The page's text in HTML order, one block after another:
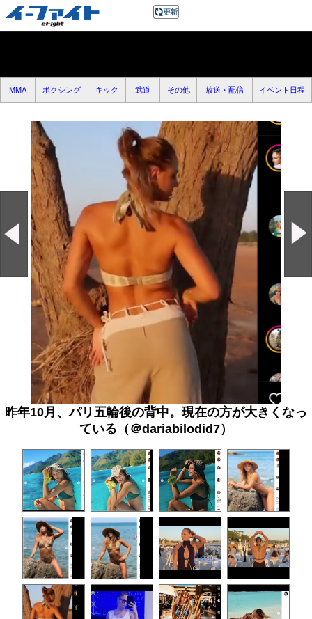
MMA ボクシング キック 武道 その他 放送・配信 イベント日程
昨年10月、パリ五輪後の背中。現在の方が大きくなっ
ている（＠dariabilodid7）